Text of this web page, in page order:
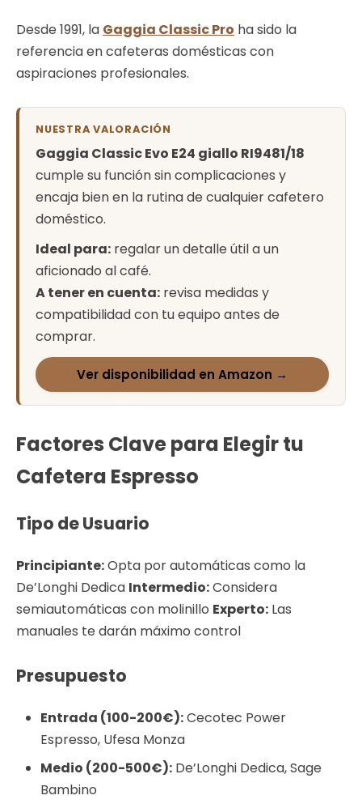
Desde 1991, la Gaggia Classic Pro ha sido la
referencia en cafeteras domésticas con
aspiraciones profesionales.
NUESTRA VALORACIÓN
Gaggia Classic Evo E24 giallo RI9481/18
cumple su función sin complicaciones y
encaja bien en la rutina de cualquier cafetero
doméstico.
Ideal para: regalar un detalle útil a un
aficionado al café.
A tener en cuenta: revisa medidas y
compatibilidad con tu equipo antes de
comprar.
Ver disponibilidad en Amazon →
Factores Clave para Elegir tu
Cafetera Espresso
Tipo de Usuario
Principiante:Opta por automáticas como la
De’Longhi Dedica Intermedio:Considera
semiautomáticas con molinillo Experto: Las
manuales te darán máximo control
Presupuesto
Entrada (100-200€):Cecotec Power
Espresso, Ufesa Monza
Medio (200-500€): De’Longhi Dedica, Sage
Bambino